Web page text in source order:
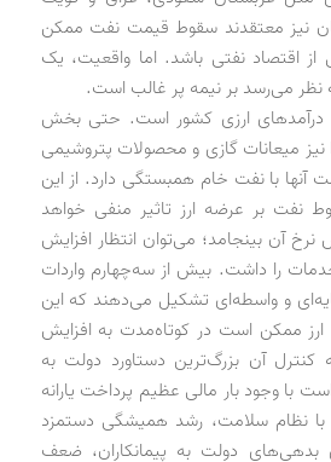
نیز معتقدند سقوط قیمت نفت ممکن
اقتصاد نفتی باشد. اما واقعیت، یک
نظر می‌رسد بر نیمه پر غالب است.
درآمدهای ارزی کشور است. حتی بخش
نیز میعانات گازی و محصولات پتروشیمی
با نفت خام همبستگی دارد. از این
نفت بر عرضه ارز تاثیر منفی خواهد
آن بینجامد؛ می‌توان انتظار افزایش
را داشت. بیش از سه‌چهارم واردات
و واسطه‌ای تشکیل می‌دهند که این
ممکن است در کوتاه‌مدت به افزایش
کنترل آن بزرگ‌ترین دستاورد دولت به
با وجود بار مالی عظیم پرداخت یارانه
نظام سلامت، رشد همیشگی دستمزد
بدهی‌های دولت به پیمانکاران، ضعف